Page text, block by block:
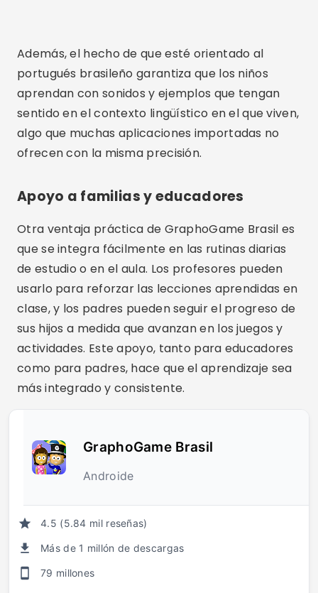
Además, el hecho de que esté orientado al
portugués brasileño garantiza que los niños
aprendan con sonidos y ejemplos que tengan
sentido en el contexto lingüístico en el que viven,
algo que muchas aplicaciones importadas no
ofrecen con la misma precisión.
Apoyo a familias y educadores
Otra ventaja práctica de GraphoGame Brasil es
que se integra fácilmente en las rutinas diarias
de estudio o en el aula. Los profesores pueden
usarlo para reforzar las lecciones aprendidas en
clase, y los padres pueden seguir el progreso de
sus hijos a medida que avanzan en los juegos y
actividades. Este apoyo, tanto para educadores
como para padres, hace que el aprendizaje sea
más integrado y consistente.
GraphoGame Brasil
Androide
4.5 (5.84 mil reseñas)
Más de 1 millón de descargas
79 millones